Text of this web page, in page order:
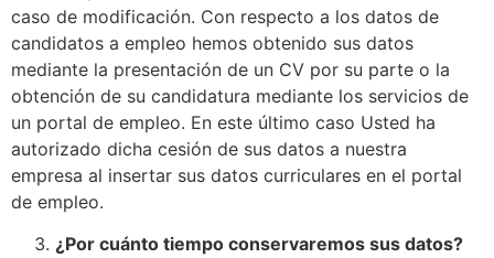
caso de modificación. Con respecto a los datos de
candidatos a empleo hemos obtenido sus datos
mediante la presentación de un CV por su parte o la
obtención de su candidatura mediante los servicios de
un portal de empleo. En este último caso Usted ha
autorizado dicha cesión de sus datos a nuestra
empresa al insertar sus datos curriculares en el portal
de empleo.
¿Por cuánto tiempo conservaremos sus datos?